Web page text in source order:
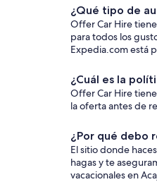
¿Qué tipo de
Offer Car Hire
para todos los
Expedia.com está
¿Cuál es la
Offer Car Hire
la oferta antes de
¿Por qué debo
El sitio donde
hagas y te
vacacionales en